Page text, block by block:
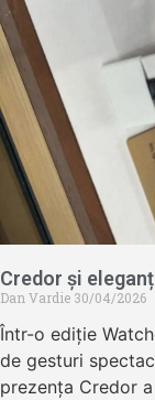
Credor și
Dan Vardie 30/04/2026
Într-o ediție
de gesturi
prezența Credor